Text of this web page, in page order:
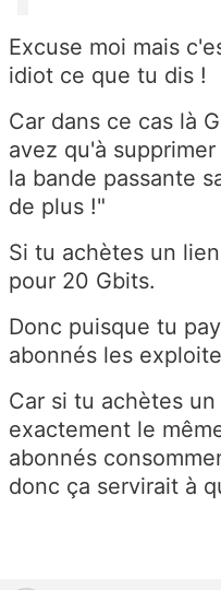
Excuse moi mais
idiot ce que tu dis !
Car dans ce cas là
avez qu'à
la bande passante
de plus !"
Si tu achètes un
pour 20 Gbits.
Donc puisque tu
abonnés les
Car si tu achètes
exactement le
abonnés
donc ça servirait à